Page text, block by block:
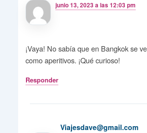
junio 13, 2023 a las 12:03 pm
¡Vaya! No sabía que en Bangkok se
como aperitivos. ¡Qué curioso!
Responder
Viajesdave@gmail.com